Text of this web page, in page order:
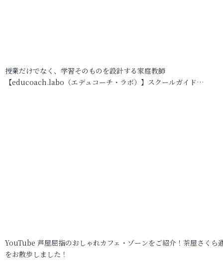
授業だけでなく、学習そのものを設計する家庭教師
【educoach.labo（エデュコーチ・ラボ）】スクールガイド…
YouTube 芦屋屈指のおしゃれカフェ・ゾーンをご紹介！茶屋さくら
をお散歩しました！